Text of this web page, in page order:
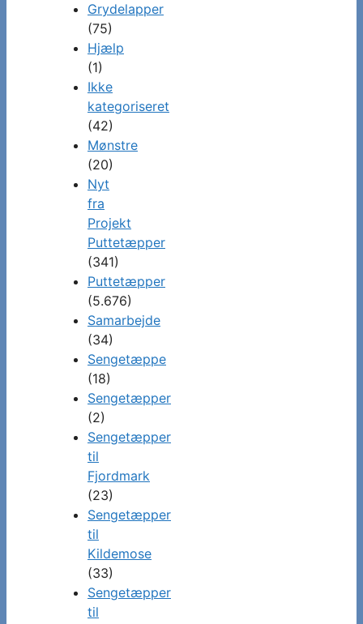
Grydelapper
(75)
Hjælp
(1)
Ikke
kategoriseret
(42)
Mønstre
(20)
Nyt
fra
Projekt
Puttetæpper
(341)
Puttetæpper
(5.676)
Samarbejde
(34)
Sengetæppe
(18)
Sengetæpper
(2)
Sengetæpper
til
Fjordmark
(23)
Sengetæpper
til
Kildemose
(33)
Sengetæpper
til